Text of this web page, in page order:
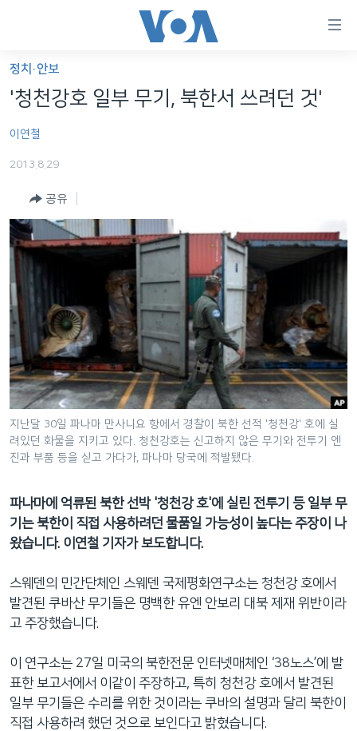
가
능
메
텐
츠
이
동
메
인
네
비
게
이
션
이
동
으
이
한반도
VOD
라디오
프로그램
주파수 안내
언어 선택
정치·안보
'청천강호 일부 무기, 북한서 쓰려던 것'
이연철
2013.8.29
공유
지난달 30일 파나마 만사니요 항에서 경찰이 북한 선적 '청천강' 호에 실
려있던 화물을 지키고 있다. 청천강호는 신고하지 않은 무기와 전투기 엔
진과 부품 등을 싣고 가다가, 파나마 당국에 적발됐다.
파나마에 억류된 북한 선박 '청천강 호'에 실린 전투기 등 일부 무
기는 북한이 직접 사용하려던 물품일 가능성이 높다는 주장이 나
왔습니다. 이연철 기자가 보도합니다.
스웨덴의 민간단체인 스웨덴 국제평화연구소는 청천강 호에서
발견된 쿠바산 무기들은 명백한 유엔 안보리 대북 제재 위반이라
고 주장했습니다.
이 연구소는 27일 미국의 북한전문 인터넷매체인 ‘38노스’에 발
표한 보고서에서 이같이 주장하고, 특히 청천강 호에서 발견된
일부 무기들은 수리를 위한 것이라는 쿠바의 설명과 달리 북한이
직접 사용하려 했던 것으로 보인다고 밝혔습니다.